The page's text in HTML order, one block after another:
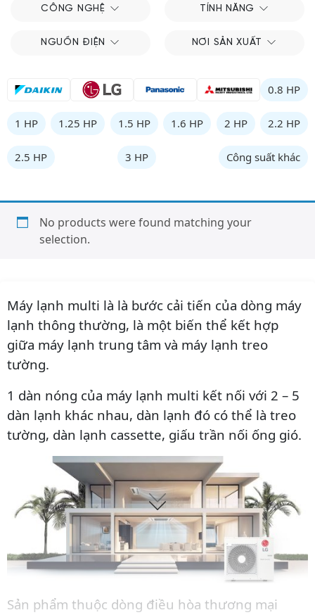
CÔNG NGHỆ TÍNH NĂNG
NGUỒN ĐIỆN NƠI SẢN XUẤT
0.8 HP
1 HP 1.25 HP 1.5 HP 1.6 HP 2 HP 2.2 HP
2.5 HP 3 HP Công suất khác
No products were found matching your
selection.
Máy lạnh multi là là bước cải tiến của dòng máy
lạnh thông thường, là một biến thể kết hợp
giữa máy lạnh trung tâm và máy lạnh treo
tường.
1 dàn nóng của máy lạnh multi kết nối với 2 – 5
dàn lạnh khác nhau, dàn lạnh đó có thể là treo
tường, dàn lạnh cassette, giấu trần nối ống gió.
Sản phẩm thuộc dòng điều hòa thương mại